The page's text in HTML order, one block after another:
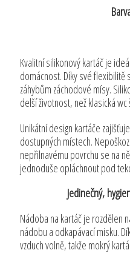
Kvalitní silikonový kartáč je
domácnost. Díky své
záhybům záchodové mísy.
delší životnost, než klasická wc
Unikátní design kartáče
dostupných místech.
nepřilnavému povrchu se na
jednoduše opláchnout pod
Jedinečný,
Nádoba na kartáč je rozdělen
nádobu a odkapávací misku.
vzduch volně, takže mokrý